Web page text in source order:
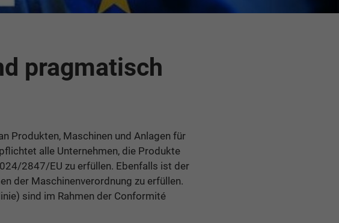
pragmatisch
Produkten, Maschinen und Anlagen für
alle Unternehmen, die Produkte
2847/EU zu erfüllen. Ebenfalls ist der
der Maschinenverordnung zu erfüllen.
sind im Rahmen der Conformité